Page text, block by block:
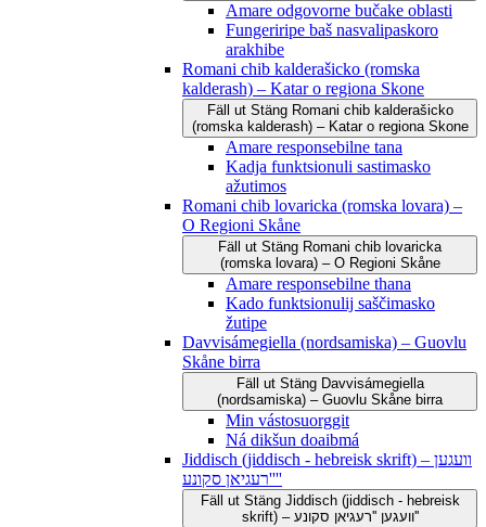
Amare odgovorne bučake oblasti
Fungeriripe baš nasvalipaskoro
arakhibe
Romani chib kalderašicko (romska
kalderash) – Katar o regiona Skone
Fäll ut Stäng Romani chib kalderašicko
(romska kalderash) – Katar o regiona Skone
Amare responsebilne tana
Kadja funktsionuli sastimasko
ažutimos
Romani chib lovaricka (romska lovara) –
O Regioni Skåne
Fäll ut Stäng Romani chib lovaricka
(romska lovara) – O Regioni Skåne
Amare responsebilne thana
Kado funktsionulij saščimasko
žutipe
Davvisámegiella (nordsamiska) – Guovlu
Skåne birra
Fäll ut Stäng Davvisámegiella
(nordsamiska) – Guovlu Skåne birra
Min vástosuorggit
Ná dikšun doaibmá
Jiddisch (jiddisch - hebreisk skrift) – וועגען
''רעגיאן סקונע''
Fäll ut Stäng Jiddisch (jiddisch - hebreisk
skrift) – וועגען ''רעגיאן סקונע''